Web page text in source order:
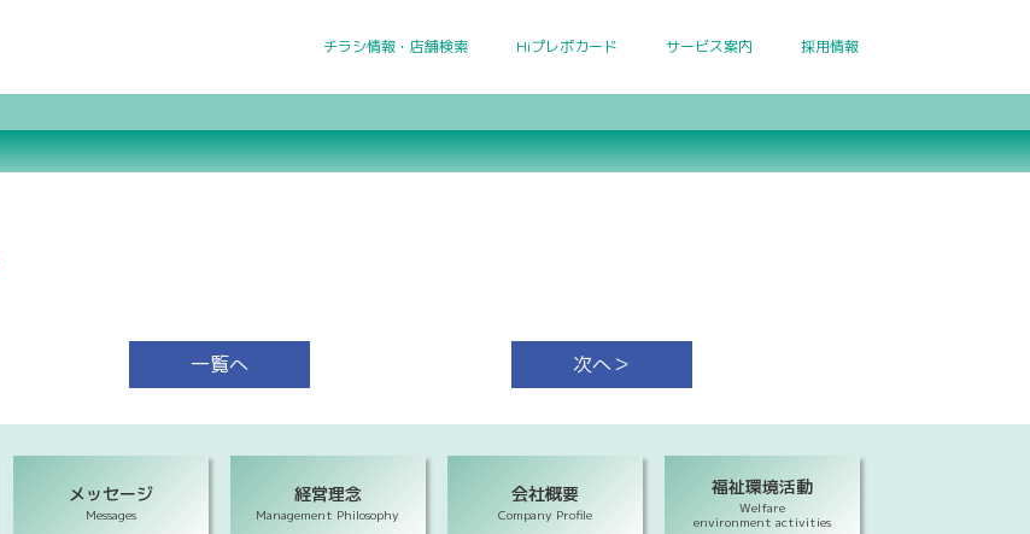
チラシ情報・店舗検索 Hiプレポカード サービス案内 採用情報
一覧へ 次へ＞
メッセージ
Messages
経営理念
Management Philosophy
会社概要
Company Profile
福祉環境活動
Welfare
environment activities